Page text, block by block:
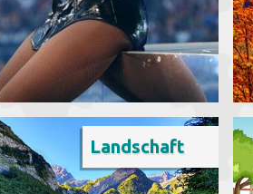
Landschaft